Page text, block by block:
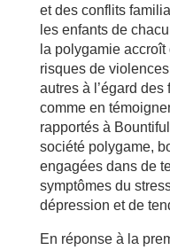
et des conflits
les enfants de
la polygamie
risques de
autres à l’égard des
comme en
rapportés à
société polygame,
engagées dans de
symptômes du
dépression et de
En réponse à la